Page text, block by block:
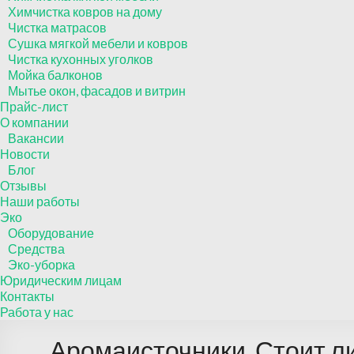
Химчистка ковров на дому
Чистка матрасов
Сушка мягкой мебели и ковров
Чистка кухонных уголков
Мойка балконов
Мытье окон, фасадов и витрин
Прайс-лист
О компании
Вакансии
Новости
Блог
Отзывы
Наши работы
Эко
Оборудование
Средства
Эко-уборка
Юридическим лицам
Контакты
Работа у нас